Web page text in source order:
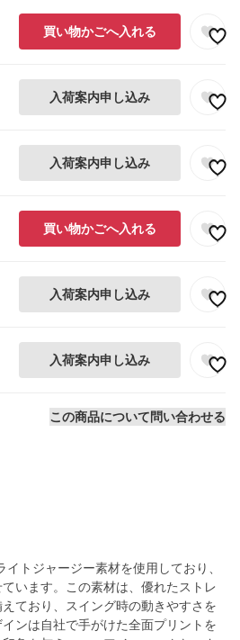
買い物かごへ入れる
入荷案内申し込み
入荷案内申し込み
買い物かごへ入れる
入荷案内申し込み
入荷案内申し込み
この商品について問い合わせる
トジャージー素材を使用しており、
います。この素材は、優れたストレ
ており、スイング時の動きやすさを
ンは自社で手がけた全面プリントを